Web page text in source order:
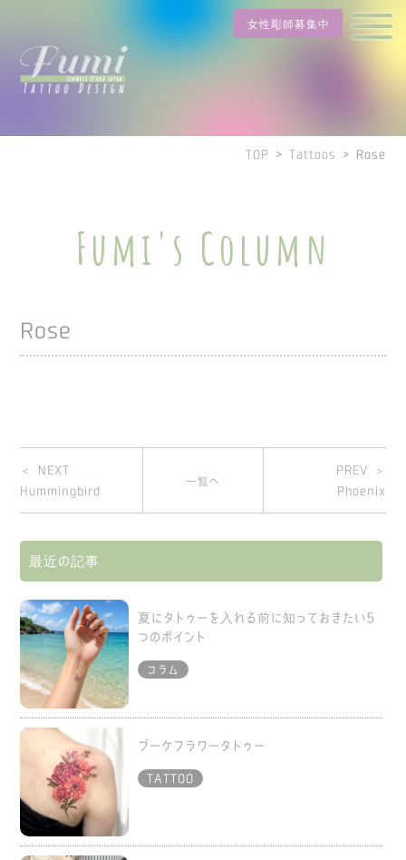
女性彫師募集中
TOP > Tattoos > Rose
Fumi's Column
Rose
＜ NEXT
Hummingbird
一覧へ
PREV ＞
Phoenix
最近の記事
夏にタトゥーを入れる前に知っておきたい5
つのポイント
コラム
ブーケフラワータトゥー
TATTOO